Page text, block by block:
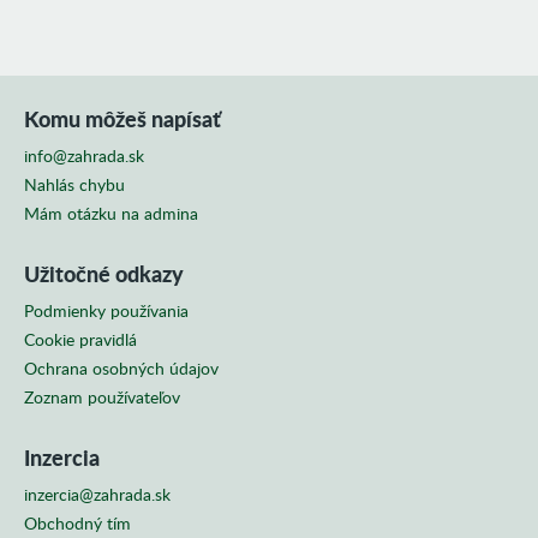
Komu môžeš napísať
info@zahrada.sk
Nahlás chybu
Mám otázku na admina
Užitočné odkazy
Podmienky používania
Cookie pravidlá
Ochrana osobných údajov
Zoznam používateľov
Inzercia
inzercia@zahrada.sk
Obchodný tím